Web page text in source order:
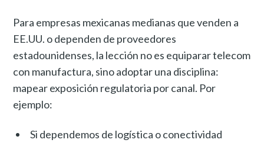
Para empresas mexicanas medianas que venden a
EE.UU. o dependen de proveedores
estadounidenses, la lección no es equiparar telecom
con manufactura, sino adoptar una disciplina:
mapear exposición regulatoria por canal. Por
ejemplo:
Si dependemos de logística o conectividad